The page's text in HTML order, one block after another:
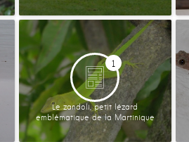
1
Le zandoli, petit lézard
emblématique de la Martinique